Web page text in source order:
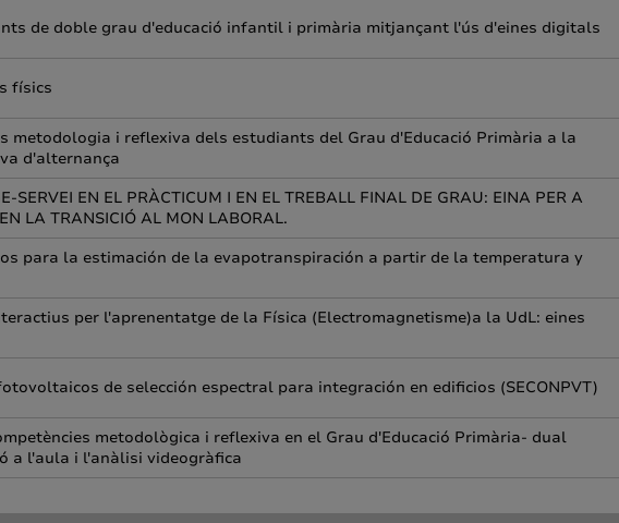
de doble grau d'educació infantil i primària mitjançant l'ús d'eines digitals
físics
metodologia i reflexiva dels estudiants del Grau d'Educació Primària a la
d'alternança
SERVEI EN EL PRÀCTICUM I EN EL TREBALL FINAL DE GRAU: EINA PER A
LA TRANSICIÓ AL MON LABORAL.
para la estimación de la evapotranspiración a partir de la temperatura y
per l'aprenentatge de la Física (Electromagnetisme)a la UdL: eines
de selección espectral para integración en edificios (SECONPVT)
metodològica i reflexiva en el Grau d'Educació Primària- dual
a l'aula i l'anàlisi videogràfica